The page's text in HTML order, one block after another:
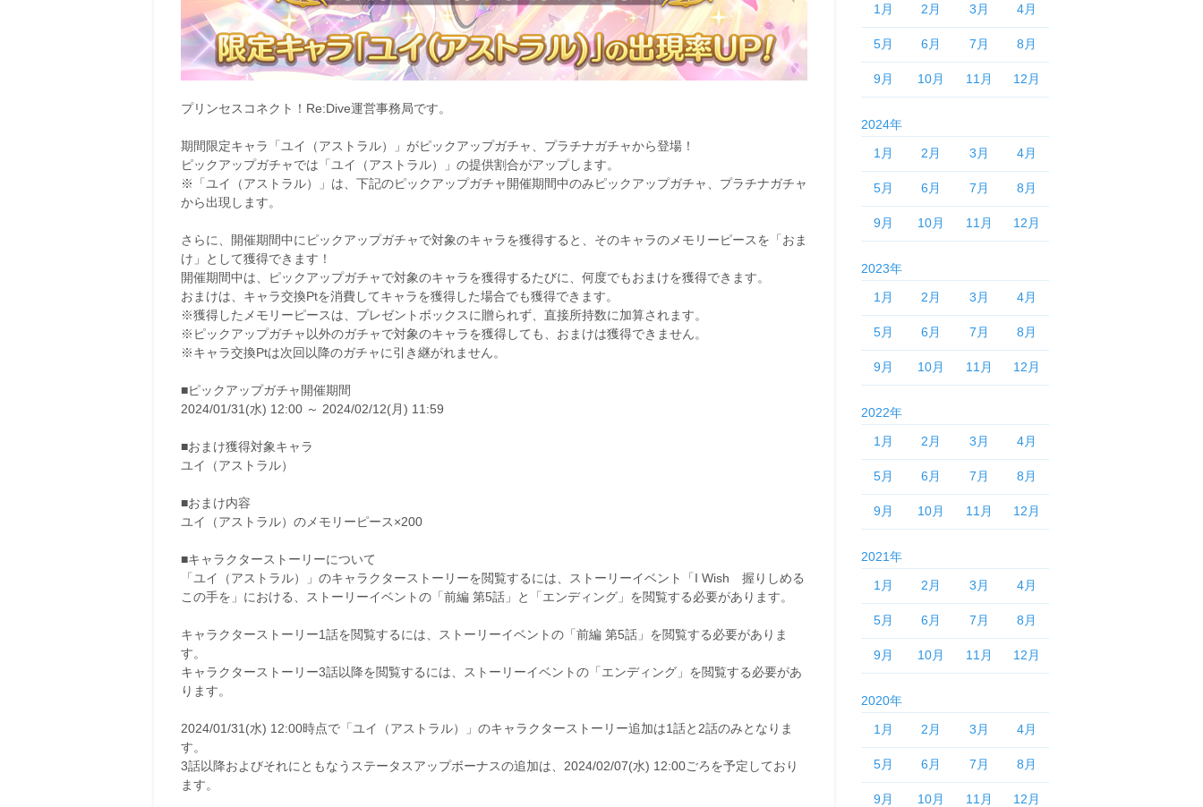
プリンセスコネクト！Re:Dive運営事務局です。
期間限定キャラ「ユイ（アストラル）」がピックアップガチャ、プラチナガチャから登場！
ピックアップガチャでは「ユイ（アストラル）」の提供割合がアップします。
※「ユイ（アストラル）」は、下記のピックアップガチャ開催期間中のみピックアップガチャ、プラチナガチャ
から出現します。
さらに、開催期間中にピックアップガチャで対象のキャラを獲得すると、そのキャラのメモリーピースを「おま
け」として獲得できます！
開催期間中は、ピックアップガチャで対象のキャラを獲得するたびに、何度でもおまけを獲得できます。
おまけは、キャラ交換Ptを消費してキャラを獲得した場合でも獲得できます。
※獲得したメモリーピースは、プレゼントボックスに贈られず、直接所持数に加算されます。
※ピックアップガチャ以外のガチャで対象のキャラを獲得しても、おまけは獲得できません。
※キャラ交換Ptは次回以降のガチャに引き継がれません。
■ピックアップガチャ開催期間
2024/01/31(水) 12:00 ～ 2024/02/12(月) 11:59
■おまけ獲得対象キャラ
ユイ（アストラル）
■おまけ内容
ユイ（アストラル）のメモリーピース×200
■キャラクターストーリーについて
「ユイ（アストラル）」のキャラクターストーリーを閲覧するには、ストーリーイベント「I Wish 握りしめる
この手を」における、ストーリーイベントの「前編 第5話」と「エンディング」を閲覧する必要があります。
キャラクターストーリー1話を閲覧するには、ストーリーイベントの「前編 第5話」を閲覧する必要がありま
す。
キャラクターストーリー3話以降を閲覧するには、ストーリーイベントの「エンディング」を閲覧する必要があ
ります。
2024/01/31(水) 12:00時点で「ユイ（アストラル）」のキャラクターストーリー追加は1話と2話のみとなりま
す。
3話以降およびそれにともなうステータスアップボーナスの追加は、2024/02/07(水) 12:00ごろを予定しており
ます。
1月
2月 3月 4月
5月 6月 7月 8月
9月 10月 11月 12月
2024年
1月
2月 3月 4月
5月 6月 7月 8月
9月 10月 11月 12月
2023年
1月
2月 3月 4月
5月 6月 7月 8月
9月 10月 11月 12月
2022年
1月
2月 3月 4月
5月 6月 7月 8月
9月 10月 11月 12月
2021年
1月
2月 3月 4月
5月 6月 7月 8月
9月 10月 11月 12月
2020年
1月
2月 3月 4月
5月 6月 7月 8月
9月 10月 11月 12月